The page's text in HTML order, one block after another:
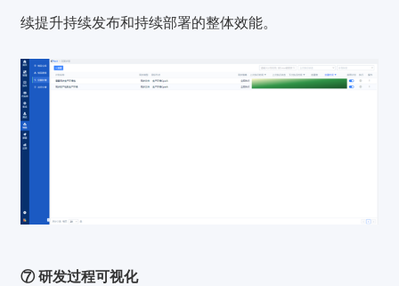
续提升持续发布和持续部署的整体效能。
⑦ 研发过程可视化